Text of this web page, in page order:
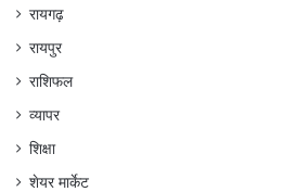
रायगढ़
रायपुर
राशिफल
व्यापर
शिक्षा
शेयर मार्केट